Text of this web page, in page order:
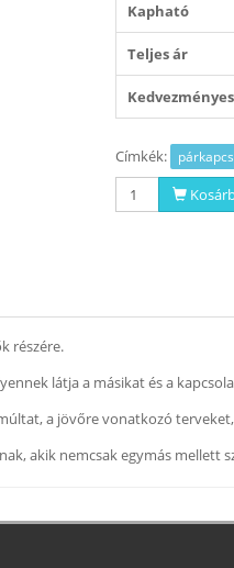
Kapható
Teljes ár
Címkék:
részére.
látja a másikat és a
a jövőre vonatkozó
akik nemcsak egymás mellett